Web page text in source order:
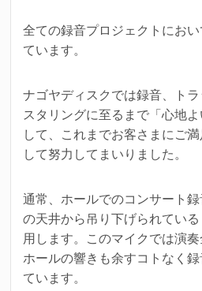
全ての録音プロジェクトにお
ています。
ナゴヤディスクでは録音、ト
スタリングに至るまで「心地
して、これまでお客さまにご
して努力してまいりました。
通常、ホールでのコンサート
の天井から吊り下げられてい
用します。 このマイクでは演
ホールの響きも余すコトなく
ています。